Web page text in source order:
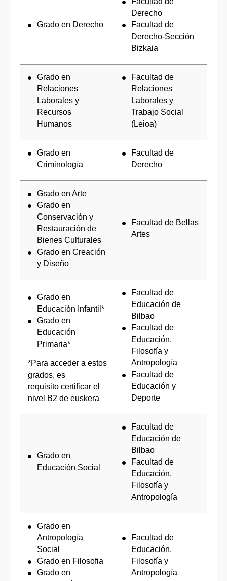
Grado en Derecho
Derecho
Facultad de
Derecho-Sección
Bizkaia
Grado en
Relaciones
Laborales y
Recursos
Humanos
Facultad de
Relaciones
Laborales y
Trabajo Social
(Leioa)
Grado en
Criminología
Facultad de
Derecho
Grado en Arte
Grado en
Conservación y
Restauración de
Bienes Culturales
Grado en Creación
y Diseño
Facultad de Bellas
Artes
Grado en
Educación Infantil*
Grado en
Educación
Primaria*
*Para acceder a estos
grados, es
requisito certificar el
nivel B2 de euskera
Facultad de
Educación de
Bilbao
Facultad de
Educación,
Filosofía y
Antropología
Facultad de
Educación y
Deporte
Grado en
Educación Social
Facultad de
Educación de
Bilbao
Facultad de
Educación,
Filosofía y
Antropología
Grado en
Antropología
Social
Grado en Filosofia
Grado en
Facultad de
Educación,
Filosofía y
Antropología